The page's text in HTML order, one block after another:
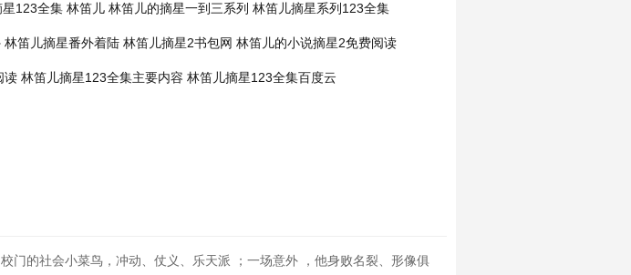
123全集 林笛儿 林笛儿的摘星一到三系列 林笛儿摘星系列123全集
林笛儿摘星番外着陆 林笛儿摘星2书包网 林笛儿的小说摘星2免费阅读
读 林笛儿摘星123全集主要内容 林笛儿摘星123全集百度云
门的社会小菜鸟，冲动、仗义、乐天派 ；一场意外 ，他身败名裂、形像俱